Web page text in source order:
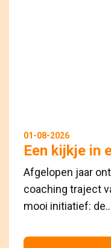
01-08-2026
Een kijkje in
Afgelopen jaar
coaching traject
mooi initiatief: